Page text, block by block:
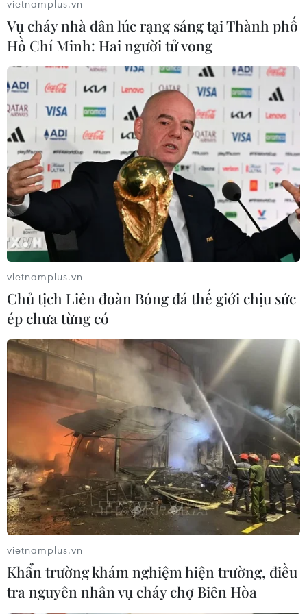
Iran bị báo buộc đứng sau các vụ này, điều mà
Tehran một mực bác bỏ. Bất chấp các vụ tấn
công vào đồng minh Saudi Arabia và một máy
bay không người lái Mỹ bị bắt hạ, Washington
đã tránh các hành động đáp trả tương xứng./.
(Vietnam+)
#Trung Đông
#máy bay không người lái
#cơ sở lọc dầu
#hành động khiêu khích
Mỹ
Theo dõi VietnamPlus
vietnamplus.vn
Vụ cháy nhà dân lúc rạng sáng tại Thành phố
Hồ Chí Minh: Hai người tử vong
vietnamplus.vn
Chủ tịch Liên đoàn Bóng đá thế giới chịu sức
ép chưa từng có
vietnamplus.vn
Khẩn trường khám nghiệm hiện trường, điều
tra nguyên nhân vụ cháy chợ Biên Hòa